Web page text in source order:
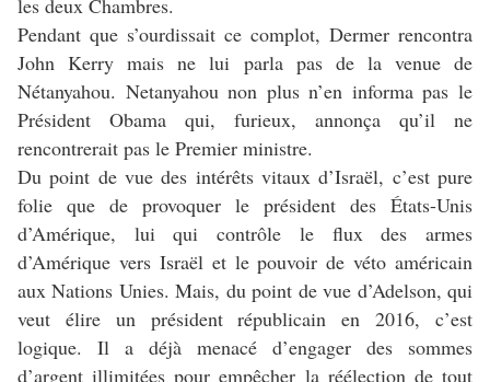
les deux Chambres.
Pendant que s’ourdissait ce complot, Dermer rencontra
John Kerry mais ne lui parla pas de la venue de
Nétanyahou. Netanyahou non plus n’en informa pas le
Président Obama qui, furieux, annonça qu’il ne
rencontrerait pas le Premier ministre.
Du point de vue des intérêts vitaux d’Israël, c’est pure
folie que de provoquer le président des États-Unis
d’Amérique, lui qui contrôle le flux des armes
d’Amérique vers Israël et le pouvoir de véto américain
aux Nations Unies. Mais, du point de vue d’Adelson, qui
veut élire un président républicain en 2016, c’est
logique. Il a déjà menacé d’engager des sommes
d’argent illimitées pour empêcher la réélection de tout